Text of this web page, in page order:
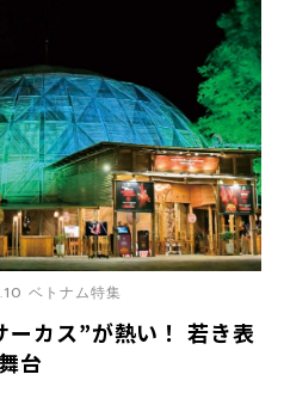
カス”が熱い！ 若き表
台
ベトナム特集